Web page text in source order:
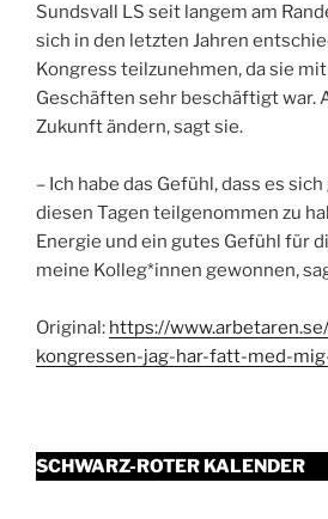
Sundsvall LS seit langem am
sich in den letzten Jahren
Kongress teilzunehmen, da sie
Geschäften sehr beschäftigt war.
Zukunft ändern, sagt sie.
– Ich habe das Gefühl, dass es
diesen Tagen teilgenommen zu
Energie und ein gutes Gefühl für
meine Kolleg*innen gewonnen,
Original: https://
kongressen-jag-har-fatt-med-
SCHWARZ-ROTER KALENDER